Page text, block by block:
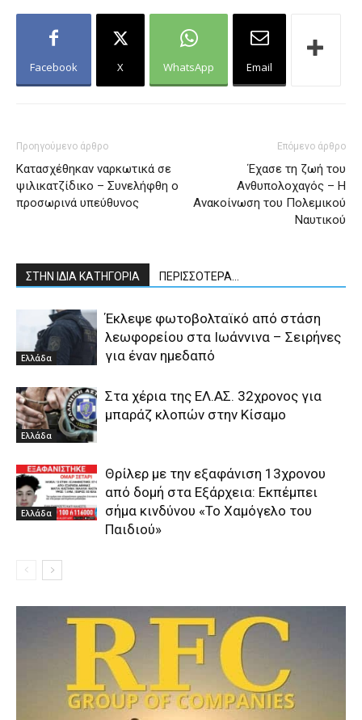
Facebook X WhatsApp Email
Προηγούμενο άρθρο
Κατασχέθηκαν ναρκωτικά σε
ψιλικατζίδικο – Συνελήφθη ο
προσωρινά υπεύθυνος
Επόμενο άρθρο
Έχασε τη ζωή του
Ανθυπολοχαγός – H
Aνακοίνωση του Πολεμικού
Ναυτικού
ΣΤΗΝ ΙΔΙΑ ΚΑΤΗΓΟΡΙΑ ΠΕΡΙΣΣΟΤΕΡΑ...
Ελλάδα
Έκλεψε φωτοβολταϊκό από στάση
λεωφορείου στα Ιωάννινα – Σειρήνες
για έναν ημεδαπό
Ελλάδα
Στα χέρια της ΕΛ.ΑΣ. 32χρονος για
μπαράζ κλοπών στην Κίσαμο
Ελλάδα
Θρίλερ με την εξαφάνιση 13χρονου
από δομή στα Εξάρχεια: Εκπέμπει
σήμα κινδύνου «Το Χαμόγελο του
Παιδιού»